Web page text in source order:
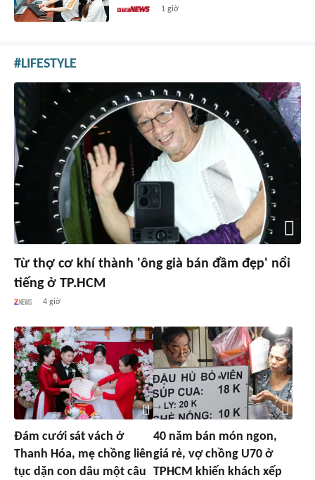
1 giờ
LIFESTYLE
Từ thợ cơ khí thành 'ông già bán đầm đẹp' nổi
tiếng ở TP.HCM
4 giờ
Đám cưới sát vách ở
Thanh Hóa, mẹ chồng liên
tục dặn con dâu một câu
40 năm bán món ngon,
giá rẻ, vợ chồng U70 ở
TPHCM khiến khách xếp